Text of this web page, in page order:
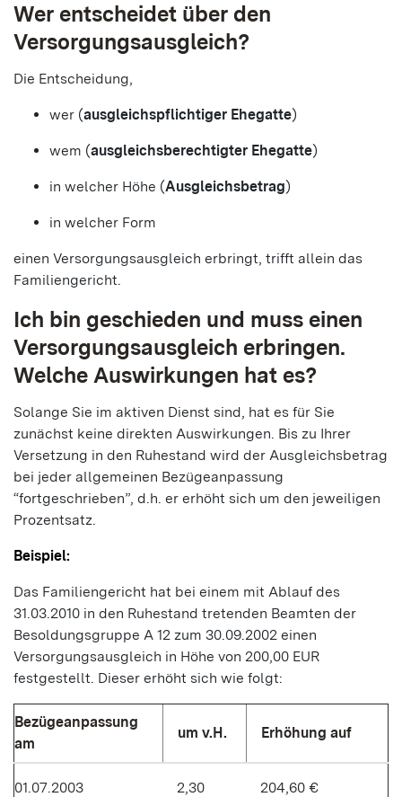
Wer entscheidet über den
Versorgungsausgleich?
Die Entscheidung,
wer (ausgleichspflichtiger Ehegatte)
wem (ausgleichsberechtigter Ehegatte)
in welcher Höhe (Ausgleichsbetrag)
in welcher Form
einen Versorgungsausgleich erbringt, trifft allein das
Familiengericht.
Ich bin geschieden und muss einen
Versorgungsausgleich erbringen.
Welche Auswirkungen hat es?
Solange Sie im aktiven Dienst sind, hat es für Sie
zunächst keine direkten Auswirkungen. Bis zu Ihrer
Versetzung in den Ruhestand wird der Ausgleichsbetrag
bei jeder allgemeinen Bezügeanpassung
“fortgeschrieben”, d.h. er erhöht sich um den jeweiligen
Prozentsatz.
Beispiel:
Das Familiengericht hat bei einem mit Ablauf des
31.03.2010 in den Ruhestand tretenden Beamten der
Besoldungsgruppe A 12 zum 30.09.2002 einen
Versorgungsausgleich in Höhe von 200,00 EUR
festgestellt. Dieser erhöht sich wie folgt:
Bezügeanpassung
am
um v.H. Erhöhung auf
01.07.2003 2,30 204,60 €